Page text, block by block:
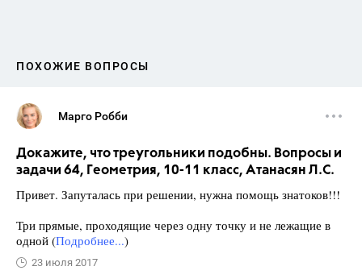
ПОХОЖИЕ ВОПРОСЫ
Марго Робби
Докажите, что треугольники подобны. Вопросы и
задачи 64, Геометрия, 10-11 класс, Атанасян Л.С.
Привет. Запуталась при решении, нужна помощь знатоков!!!
Три прямые, проходящие через одну точку и не лежащие в
одной (Подробнее...)
23 июля 2017